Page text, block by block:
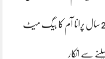
ایشا امبانی کی سونے اور ہیروں سے تیار کردہ ساڑھی اور 20 سال پرانا آم کا بیگ میٹ
سے انکار